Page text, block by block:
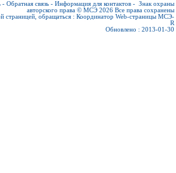
- Обратная связь - Информация для контактов - Знак охраны
авторского права © МСЭ 2026 Все права сохранены
страницей, обращаться : Координатор Web-страницы МСЭ-
R
Обновлено : 2013-01-30